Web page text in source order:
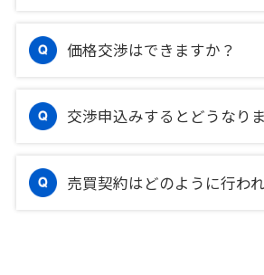
価格交渉はできますか？
交渉申込みするとどうなり
売買契約はどのように行わ